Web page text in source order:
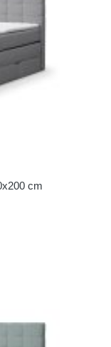
cm